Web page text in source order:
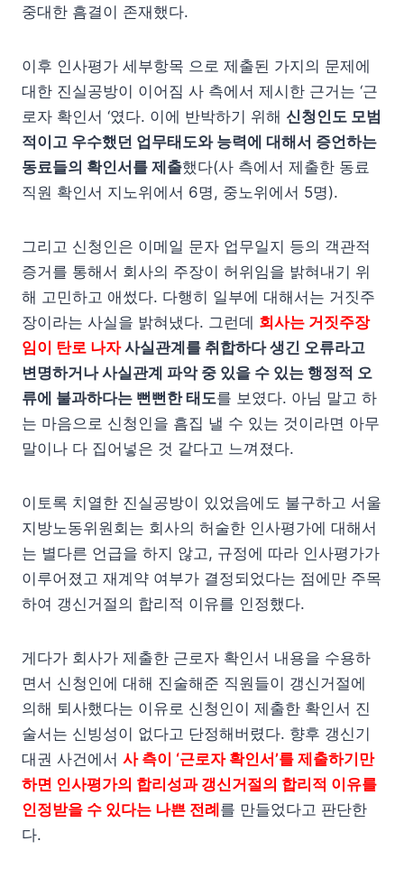
중대한 흠결이 존재했다.
이후 인사평가 세부항목 으로 제출된 가지의 문제에
대한 진실공방이 이어짐 사 측에서 제시한 근거는 ‘근
로자 확인서 ‘였다. 이에 반박하기 위해 신청인도 모범
적이고 우수했던 업무태도와 능력에 대해서 증언하는
동료들의 확인서를 제출했다(사 측에서 제출한 동료
직원 확인서 지노위에서 6명, 중노위에서 5명).
그리고 신청인은 이메일 문자 업무일지 등의 객관적
증거를 통해서 회사의 주장이 허위임을 밝혀내기 위
해 고민하고 애썼다. 다행히 일부에 대해서는 거짓주
장이라는 사실을 밝혀냈다. 그런데 회사는 거짓주장
임이 탄로 나자사실관계를 취합하다 생긴 오류라고
변명하거나 사실관계 파악 중 있을 수 있는 행정적 오
류에 불과하다는 뻔뻔한 태도를 보였다. 아님 말고 하
는 마음으로 신청인을 흠집 낼 수 있는 것이라면 아무
말이나 다 집어넣은 것 같다고 느껴졌다.
이토록 치열한 진실공방이 있었음에도 불구하고 서울
지방노동위원회는 회사의 허술한 인사평가에 대해서
는 별다른 언급을 하지 않고, 규정에 따라 인사평가가
이루어졌고 재계약 여부가 결정되었다는 점에만 주목
하여 갱신거절의 합리적 이유를 인정했다.
게다가 회사가 제출한 근로자 확인서 내용을 수용하
면서 신청인에 대해 진술해준 직원들이 갱신거절에
의해 퇴사했다는 이유로 신청인이 제출한 확인서 진
술서는 신빙성이 없다고 단정해버렸다. 향후 갱신기
대권 사건에서 사 측이 ‘근로자 확인서’를 제출하기만
하면 인사평가의 합리성과 갱신거절의 합리적 이유를
인정받을 수 있다는 나쁜 전례를 만들었다고 판단한
다.